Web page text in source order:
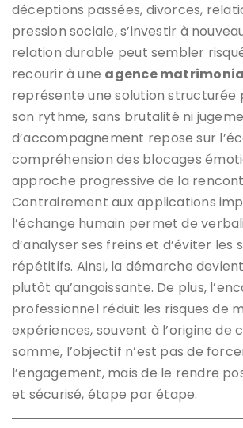
déceptions passées, divorces,
pression sociale, s’investir à
relation durable peut sembler
recourir à une agence
représente une solution structurée
son rythme, sans brutalité ni
d’accompagnement repose sur
compréhension des blocages
approche progressive de la
Contrairement aux applications
l’échange humain permet de
d’analyser ses freins et d’éviter les
répétitifs. Ainsi, la démarche
plutôt qu’angoissante. De plus,
professionnel réduit les risques de
expériences, souvent à l’origine de
somme, l’objectif n’est pas de
l’engagement, mais de le rendre
et sécurisé, étape par étape.